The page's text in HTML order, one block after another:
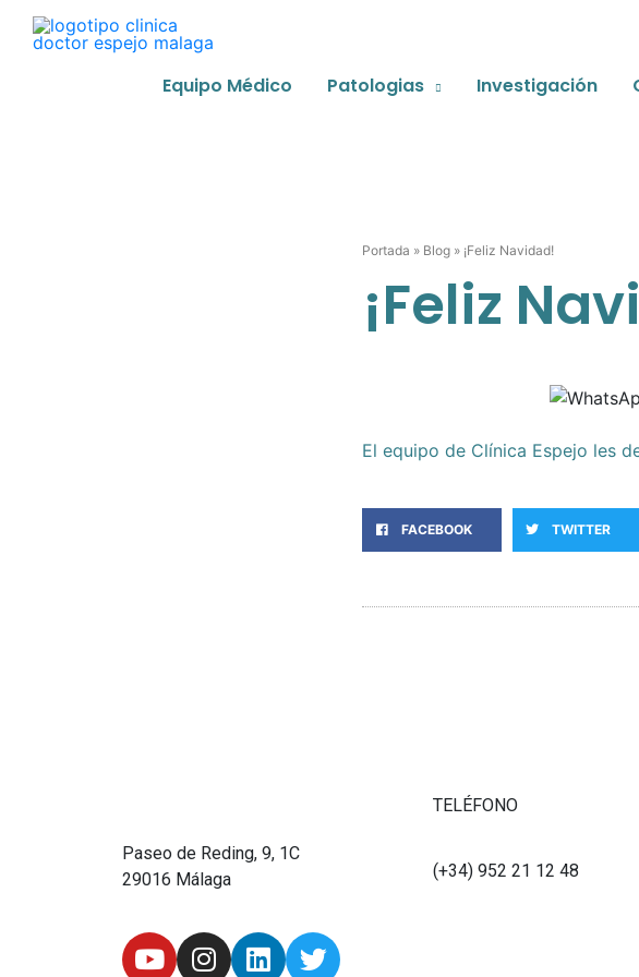
Equipo Médico Patologias Investigación
Portada » Blog » ¡Feliz Navidad!
¡Feliz
El equipo de Clínica Espejo les
FACEBOOK TWITTER
Paseo de Reding, 9, 1C
29016 Málaga
Y
I
L
T
TELÉFONO
(+34) 952 21 12 48